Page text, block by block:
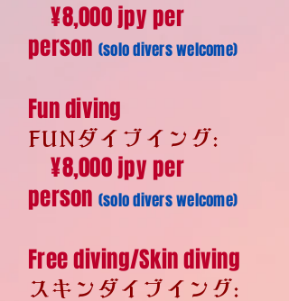
スキンダイ
Locations
ポイント
¥8,000 jpy per
person (solo divers welcome)
Fun diving
FUNダイブイング:
¥8,000 jpy per
person (solo divers welcome)
Free diving/Skin diving
スキンダイブイング: